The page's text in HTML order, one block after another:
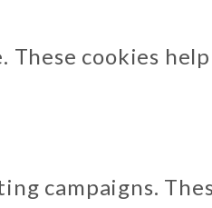
cookies
campaigns.